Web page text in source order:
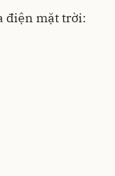
điện mặt trời: